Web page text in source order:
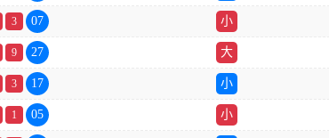
3 07 小
9 27 大
3 17 小
1 05 小